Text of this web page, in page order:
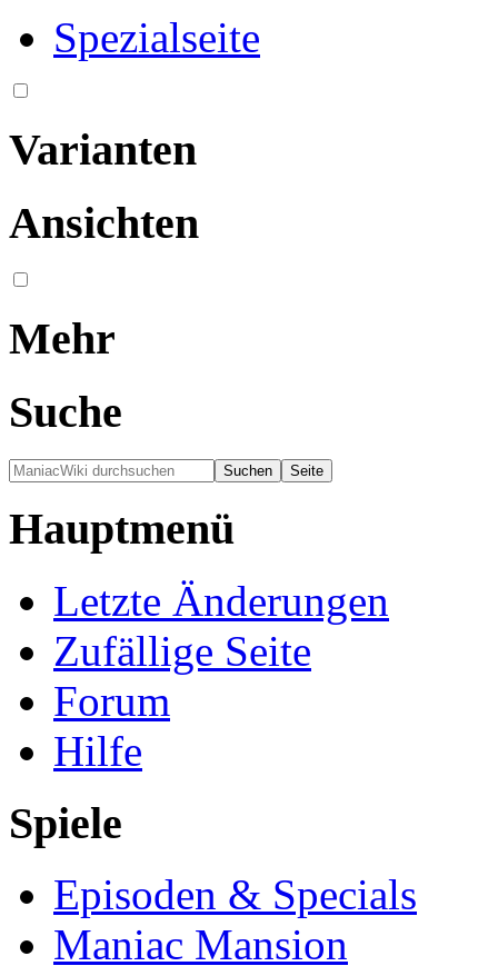
Spezialseite
Varianten
Ansichten
Mehr
Suche
Hauptmenü
Letzte Änderungen
Zufällige Seite
Forum
Hilfe
Spiele
Episoden & Specials
Maniac Mansion